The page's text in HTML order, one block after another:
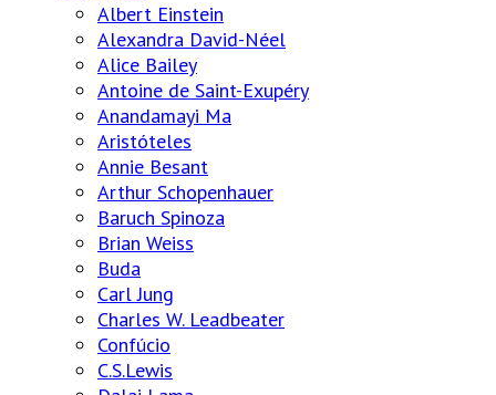
Albert Einstein
Alexandra David-Néel
Alice Bailey
Antoine de Saint-Exupéry
Anandamayi Ma
Aristóteles
Annie Besant
Arthur Schopenhauer
Baruch Spinoza
Brian Weiss
Buda
Carl Jung
Charles W. Leadbeater
Confúcio
C.S.Lewis